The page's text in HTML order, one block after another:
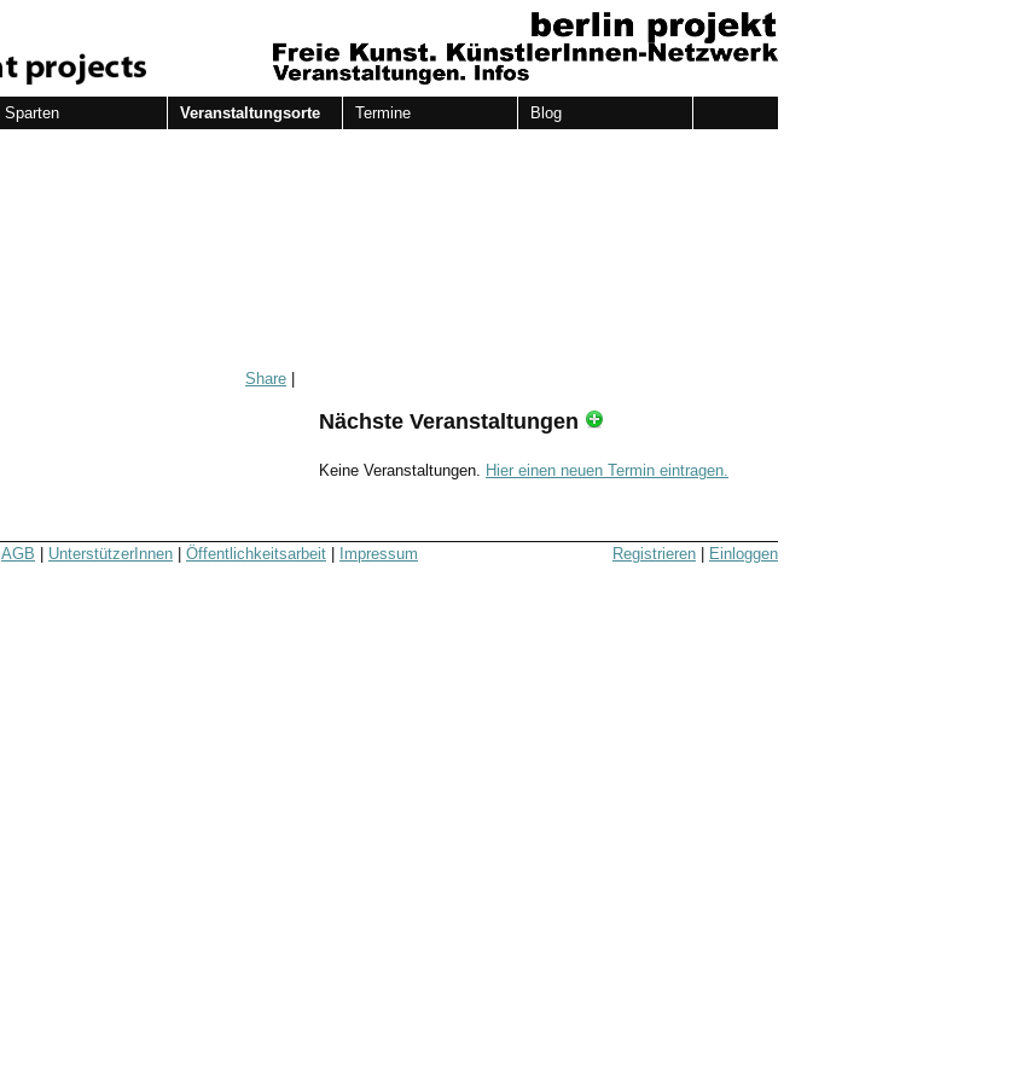
Sparten Veranstaltungsorte Termine Blog
Share
Nächste Veranstaltungen
Keine Veranstaltungen. Hier einen neuen Termin eintragen.
Registrieren Einloggen
AGB UnterstützerInnen Öffentlichkeitsarbeit Impressum